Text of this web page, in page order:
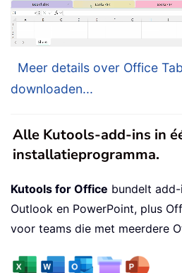
Meer details over Office
downloaden...
Alle Kutools-add-ins in
installatieprogramma.
Kutools for Office bundelt
Outlook en PowerPoint, plus
voor teams die met meerdere